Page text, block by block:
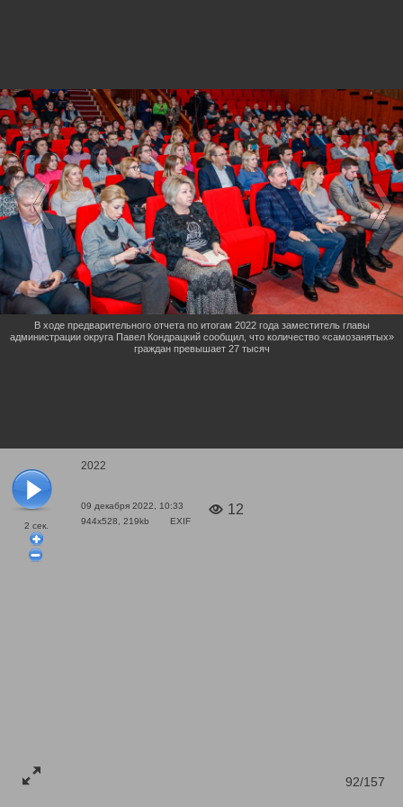
2 сек.
2022
09 декабря 2022, 10:33
944x528, 219kb
EXIF
12
92/157
В ходе предварительного отчета по итогам 2022 года заместитель главы
администрации округа Павел Кондрацкий сообщил, что количество «самозанятых»
граждан превышает 27 тысяч